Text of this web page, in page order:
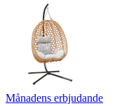
Månadens erbjudande